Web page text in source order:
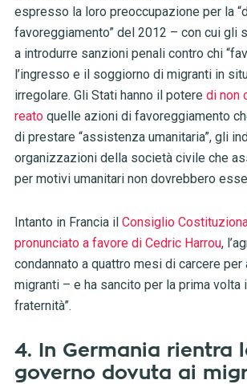
espresso la loro preoccupazione per la
favoreggiamento” del 2012 – con cui gli
a introdurre sanzioni penali contro chi
l’ingresso e il soggiorno di migranti in
irregolare. Gli Stati hanno il potere di non
reatoquelle azioni di favoreggiamento
di prestare “assistenza umanitaria”, gli
organizzazioni della società civile che
per motivi umanitari non dovrebbero
Intanto in Francia il Consiglio
pronunciato a favore di Cedric Harrou,
condannato a quattro mesi di carcere per
migranti – e ha sancito per la prima volta
fraternità”.
4. In Germania rientra
governo dovuta ai